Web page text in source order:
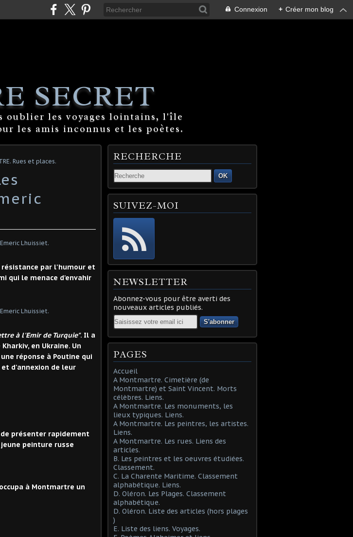
Connexion + Créer mon blog
SECRET
oublier les voyages lointains, l'île
les amis inconnus et les poètes.
Rues et places.
résistance par l'humour et
qui le menace d'envahir
à l'Emir de Turquie". Il a
en Ukraine. Un
réponse à Poutine qui
d'annexion de leur
présenter rapidement
peinture russe
à Montmartre un
RECHERCHE
OK
SUIVEZ-MOI
NEWSLETTER
Abonnez-vous pour être averti des
nouveaux articles publiés.
Email
PAGES
Accueil
A Montmartre. Cimetière (de
Montmartre) et Saint Vincent. Morts
célèbres. Liens.
A Montmartre. Les monuments, les
lieux typiques. Liens.
A Montmartre. Les peintres, les artistes.
Liens.
A Montmartre. Les rues. Liens des
articles.
B. Les peintres et les oeuvres étudiées.
Classement.
C. La Charente Maritime. Classement
alphabétique. Liens.
D. Oléron. Les Plages. Classement
alphabétique.
D. Oléron. Liste des articles (hors plages
)
E. Liste des liens. Voyages.